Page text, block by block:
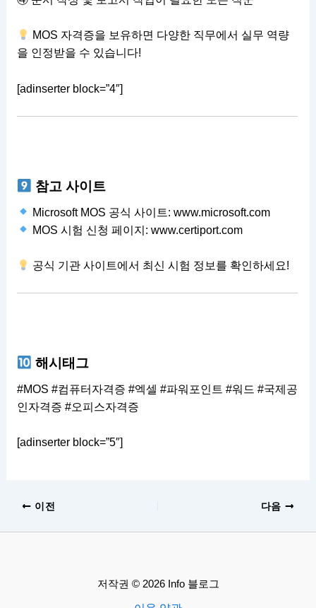
MOS 자격증을 보유하면 다양한 직무에서 실무 역량
을 인정받을 수 있습니다!
[adinserter block=”4″]
참고 사이트
Microsoft MOS 공식 사이트: www.microsoft.com
MOS 시험 신청 페이지: www.certiport.com
공식 기관 사이트에서 최신 시험 정보를 확인하세요!
해시태그
#MOS #컴퓨터자격증 #엑셀 #파워포인트 #워드 #국제공
인자격증 #오피스자격증
[adinserter block=”5″]
이전 다음
저작권 © 2026 Info 블로그